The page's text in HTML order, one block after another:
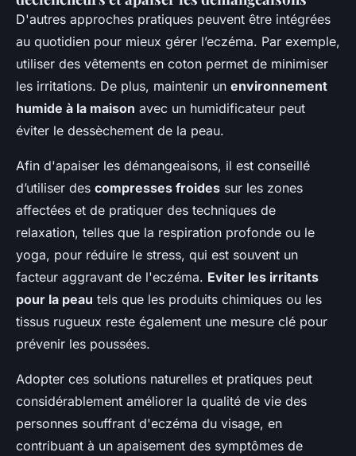
D'autres approches pratiques peuvent être intégrées
au quotidien pour mieux gérer l’eczéma. Par exemple,
utiliser des vêtements en coton permet de minimiser
les irritations. De plus, maintenir un environnement
humide à la maison avec un humidificateur peut
éviter le dessèchement de la peau.
Afin d'apaiser les démangeaisons, il est conseillé
d’utiliser des compresses froides sur les zones
affectées et de pratiquer des techniques de
relaxation, telles que la respiration profonde ou le
yoga, pour réduire le stress, qui est souvent un
facteur aggravant de l'eczéma. Eviter les irritants
pour la peau tels que les produits chimiques ou les
tissus rugueux reste également une mesure clé pour
prévenir les poussées.
Adopter ces solutions naturelles et pratiques peut
considérablement améliorer la qualité de vie des
personnes souffrant d'eczéma du visage, en
contribuant à un apaisement des symptômes de